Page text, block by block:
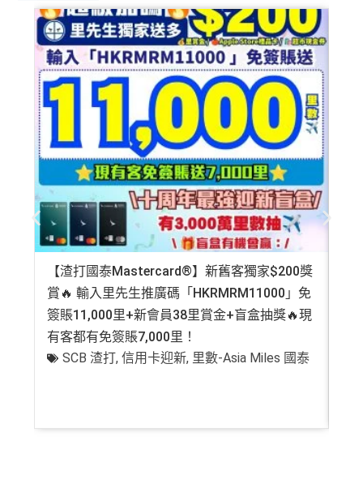
【渣打國泰Mastercard®】新舊客獨家$200獎
賞🔥 輸入里先生推廣碼「HKRMRM11000」免
簽賬11,000里+新會員38里賞金+盲盒抽獎🔥現
有客都有免簽賬7,000里！
SCB 渣打,信用卡迎新, 里數-Asia Miles 國泰